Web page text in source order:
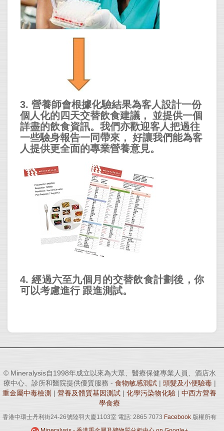
3. 營養師會根據化驗結果為客人設計一份
個人化的四天交替飲食建議， 並提供一個
詳盡的飲食資訊。我們亦歡迎客人把過往
一些驗身報告一同帶來， 好讓我們能為客
人提供更全面的專業營養意見。
4.經過六至九個月的交替飲食計劃後，你
可以考慮進行 跟進測試。
© Mineralysis自1998年成立以來為大眾、醫療保健專業人員、酒店水
療中心、診所和醫院提供優質服務 - 食物敏感測試| 頭髮及小便驗毒|
重金屬中毒檢測 | 營養及體質基因測試 | 化學污染物化驗 | 中西方營養
學食療
香港中環士丹利街24-26號陸羽大廈1103室 電話: 2865 7073 Facebook 版權所有